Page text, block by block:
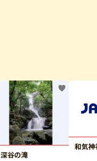
深谷の滝
和気神